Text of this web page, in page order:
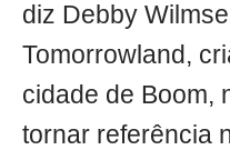
diz Debby
Tomorrowland,
cidade de Boom,
tornar referência